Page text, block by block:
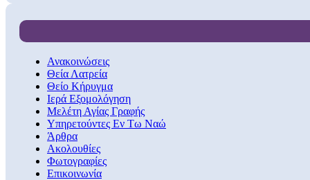
Ανακοινώσεις
Θεία Λατρεία
Θείο Κήρυγμα
Ιερά Εξομολόγηση
Μελέτη Αγίας Γραφής
Υπηρετούντες Εν Τω Ναώ
Άρθρα
Ακολουθίες
Φωτογραφίες
Επικοινωνία